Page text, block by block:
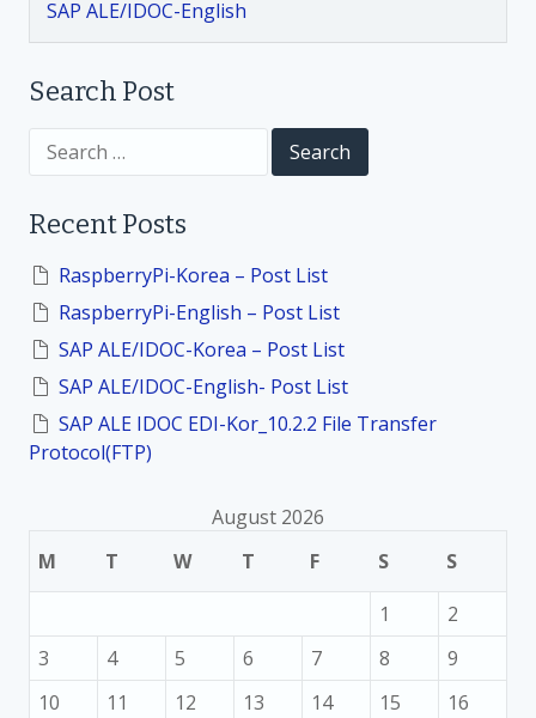
i
o
n
SAP ALE/IDOC-English
Search Post
c
o
Recent Posts
RaspberryPi-Korea – Post List
RaspberryPi-English – Post List
SAP ALE/IDOC-Korea – Post List
SAP ALE/IDOC-English- Post List
SAP ALE IDOC EDI-Kor_10.2.2 File Transfer
Protocol(FTP)
August 2026
M
T W T F S S
1
2
3
4 5 6 7 8
9
10
11 12 13 14 15
16